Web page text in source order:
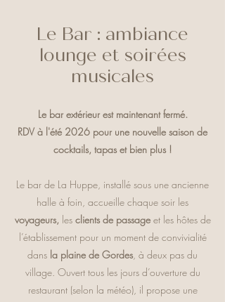
Le Bar : ambiance
lounge et soirées
musicales
Le bar extérieur est maintenant fermé.
RDV à l'été 2026 pour une nouvelle saison de
cocktails, tapas et bien plus !
Le bar de La Huppe, installé sous une ancienne
halle à foin, accueille chaque soir les
voyageurs, les clients de passageet les hôtes de
l’établissement pour un moment de convivialité
dans la plaine de Gordes, à deux pas du
village. Ouvert tous les jours d’ouverture du
restaurant (selon la météo), il propose une